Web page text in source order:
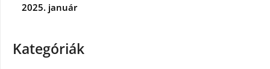
2025. január
Kategóriák